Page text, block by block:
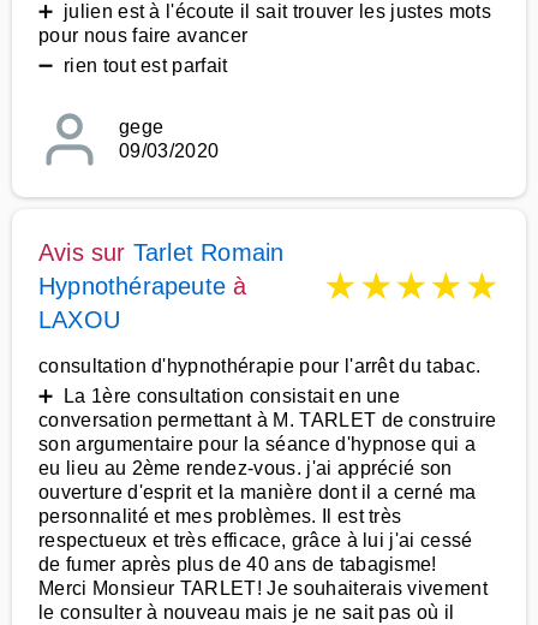
➕ julien est à l'écoute il sait trouver les justes mots
pour nous faire avancer
➖ rien tout est parfait
gege
09/03/2020
Avis sur Tarlet Romain
Hypnothérapeute à
LAXOU
★★★★★
consultation d'hypnothérapie pour l'arrêt du tabac.
➕ La 1ère consultation consistait en une
conversation permettant à M. TARLET de construire
son argumentaire pour la séance d'hypnose qui a
eu lieu au 2ème rendez-vous. j'ai apprécié son
ouverture d'esprit et la manière dont il a cerné ma
personnalité et mes problèmes. Il est très
respectueux et très efficace, grâce à lui j'ai cessé
de fumer après plus de 40 ans de tabagisme!
Merci Monsieur TARLET! Je souhaiterais vivement
le consulter à nouveau mais je ne sait pas où il